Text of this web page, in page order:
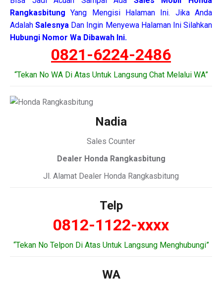
RangkasbitungYang Mengisi Halaman Ini. Jika Anda
AdalahSalesnya Dan Ingin Menyewa Halaman Ini Silahkan
Hubungi Nomor Wa Dibawah Ini.
0821-6224-2486
“Tekan No WA Di Atas Untuk Langsung Chat Melalui WA”
Nadia
Sales Counter
Dealer Honda Rangkasbitung
Jl. Alamat Dealer Honda Rangkasbitung
Telp
0812-1122-xxxx
“Tekan No Telpon Di Atas Untuk Langsung Menghubungi”
WA